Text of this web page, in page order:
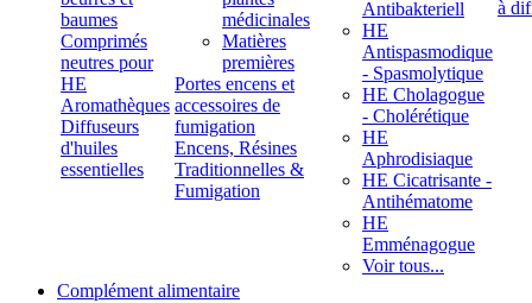
baumes
Comprimés
neutres pour
HE
Aromathèques
Diffuseurs
d'huiles
essentielles
médicinales
Matières
premières
Portes encens et
accessoires de
fumigation
Encens, Résines
Traditionnelles &
Fumigation
Antibakteriell
HE
Antispasmodique
- Spasmolytique
HE Cholagogue
- Cholérétique
HE
Aphrodisiaque
HE Cicatrisante -
Antihématome
HE
Emménagogue
Voir tous...
Complément alimentaire